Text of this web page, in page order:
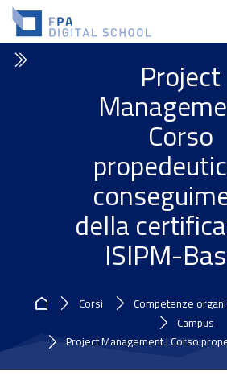
Skip to navigation
Skip to login form
Vai al contenuto principale
Skip to accessibility options
Skip to footer
Skip accessibility options
Project
Corso
della
ISIPM-
Home
Corsi
Competenze
Campus
Project Management | Corso